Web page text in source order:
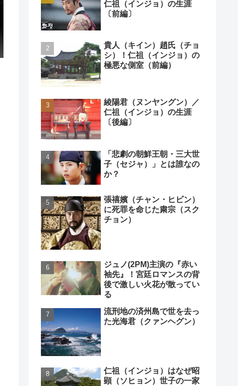
仁祖（インジョ）の生涯
〔前編〕
貴人（キイン）趙氏（チョ
シ）！仁祖（インジョ）の
極悪な側室（前編）
綾陽君（ヌンヤングン）／
仁祖（インジョ）の生涯
〔後編〕
「悲劇の朝鮮王朝・三大世
子（セジャ）」とは誰なの
か？
張禧嬪（チャン・ヒビン）
に死罪を命じた粛宗（スク
チョン）
ジュノ(2PM)主演の『赤い
袖先』！宮廷ロマンスの背
後で激しい火花が散ってい
る
流刑地の済州島で世を去っ
た光海君（クァンヘグン）
仁祖（インジョ）はなぜ昭
顕（ソヒョン）世子の一家